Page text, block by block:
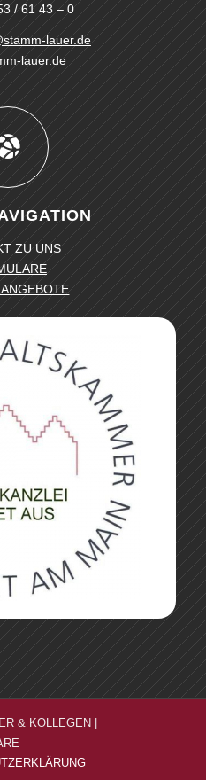
/ 61 43 – 0
lauer.de
lauer.de
ZU UNS
& KOLLEGEN |